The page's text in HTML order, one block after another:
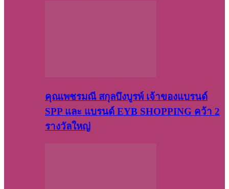
คุณเพชรมณี สกุลบึงบูรพ์ เจ้าของแบรนด์
SPP และ แบรนด์ EYB SHOPPING คว้า 2
รางวัลใหญ่